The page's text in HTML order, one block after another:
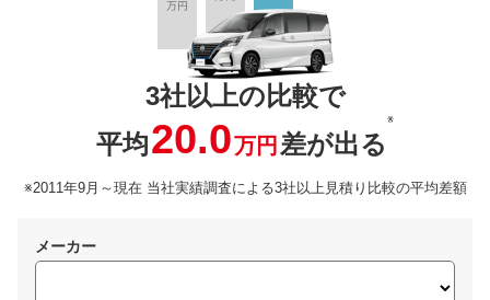
3社以上の比較で
平均20.0万円 差が出る
※
※2011年9月～現在 当社実績調査による3社以上見積り比較の平均差額
メーカー